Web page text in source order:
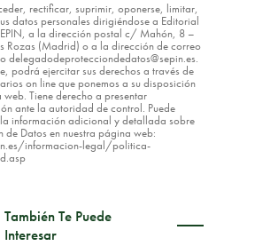
rectificar, suprimir, oponerse, limitar,
datos personales dirigiéndose a Editorial
a la dirección postal c/ Mahón, 8 –
Rozas (Madrid) o a la dirección de correo
delegadodeprotecciondedatos@sepin.es.
podrá ejercitar sus derechos a través de
on line que ponemos a su disposición
web. Tiene derecho a presentar
ante la autoridad de control. Puede
información adicional y detallada sobre
de Datos en nuestra página web:
informacion-legal/politica-
También Te Puede
Interesar